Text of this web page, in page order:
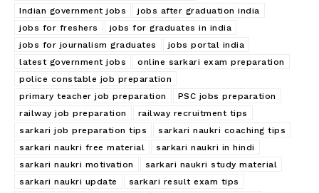
Indian government jobs
jobs after graduation india
jobs for freshers
jobs for graduates in india
jobs for journalism graduates
jobs portal india
latest government jobs
online sarkari exam preparation
police constable job preparation
primary teacher job preparation
PSC jobs preparation
railway job preparation
railway recruitment tips
sarkari job preparation tips
sarkari naukri coaching tips
sarkari naukri free material
sarkari naukri in hindi
sarkari naukri motivation
sarkari naukri study material
sarkari naukri update
sarkari result exam tips